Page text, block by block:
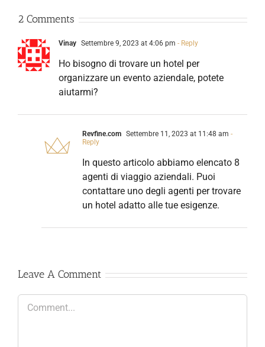
2 Comments
Vinay Settembre 9, 2023 at 4:06 pm - Reply
Ho bisogno di trovare un hotel per
organizzare un evento aziendale, potete
aiutarmi?
Revfine.com Settembre 11, 2023 at 11:48 am -
Reply
In questo articolo abbiamo elencato 8
agenti di viaggio aziendali. Puoi
contattare uno degli agenti per trovare
un hotel adatto alle tue esigenze.
Leave A Comment